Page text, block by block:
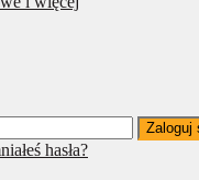
Zaloguj
hasła?